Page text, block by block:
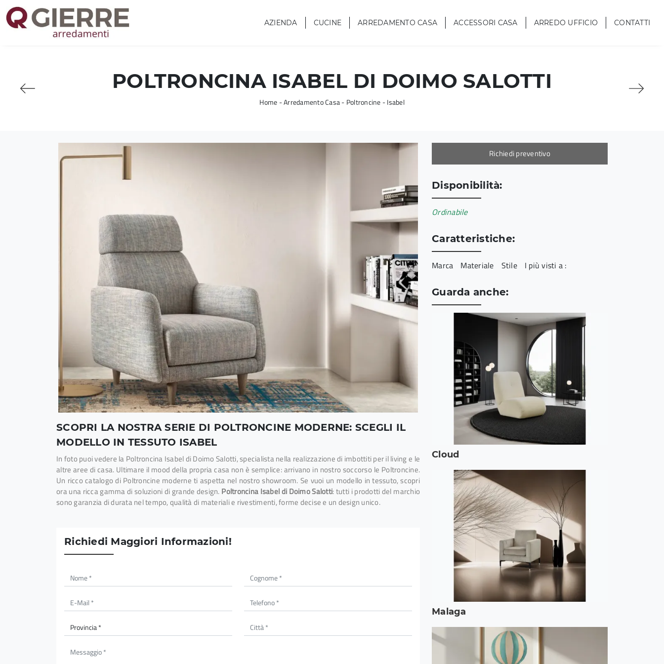
AZIENDA CUCINE ARREDAMENTO CASA ACCESSORI CASA ARREDO UFFICIO CONTATTI
POLTRONCINA ISABEL DI DOIMO SALOTTI
Home -Arredamento Casa- Poltroncine -Isabel
SCOPRI LA NOSTRA SERIE DI POLTRONCINE MODERNE: SCEGLI IL
MODELLO IN TESSUTO ISABEL
In foto puoi vedere la Poltroncina Isabel di Doimo Salotti, specialista nella realizzazione di imbottiti per il living e le
altre aree di casa. Ultimare il mood della propria casa non è semplice: arrivano in nostro soccorso le Poltroncine.
Un ricco catalogo di Poltroncine moderne ti aspetta nel nostro showroom. Se vuoi un modello in tessuto, scopri
ora una ricca gamma di soluzioni di grande design. Poltroncina Isabel di Doimo Salotti: tutti i prodotti del marchio
sono garanzia di durata nel tempo, qualità di materiali e rivestimenti, forme decise e un design unico.
Richiedi Maggiori Informazioni!
Richiedi preventivo
Disponibilità:
Ordinabile
Caratteristiche:
Marca Materiale Stile I più visti a :
Guarda anche:
Cloud
Malaga